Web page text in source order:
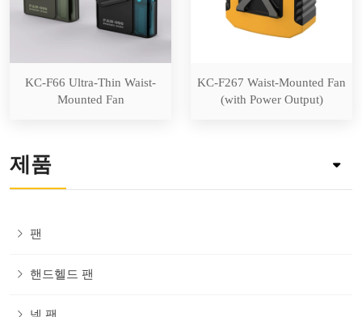
KC-F66 Ultra-Thin Waist-
Mounted Fan
KC-F267 Waist-Mounted Fan
(with Power Output)
제품
팬
핸드헬드 팬